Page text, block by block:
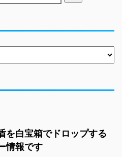
を白宝箱でドロップする
情報です